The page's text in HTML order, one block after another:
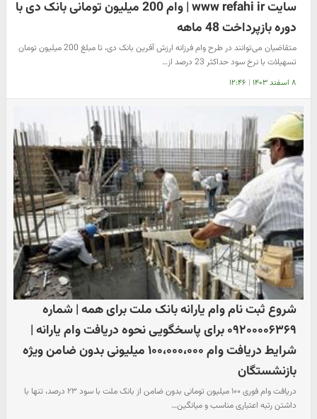
سایت www refahi ir | وام 200 میلیون تومانی بانک دی با
دوره بازپرداخت 48 ماهه
متقاضیان می‌توانند در طرح وام فرزانه ارزش آفرین بانک دی، تا مبلغ 200 میلیون تومان
تسهیلات با نرخ سود حداکثر 23 درصد از…
۸ اسفند ۱۴۰۳ | ۱۲:۴۶
شروع ثبت نام وام یارانه بانک ملت برای همه | شماره
۰۹۲۰۰۰۰۶۳۶۹ برای پاسخگویی نحوه دریافت وام یارانه |
شرایط دریافت وام ۱۰۰،۰۰۰،۰۰۰ میلیونی بدون ضامن ویژه
بازنشستگان
دریافت وام فوری ۱۰۰ میلیون تومانی بدون ضامن از بانک ملت با سود ۲۳ درصد، تنها با
داشتن رتبه اعتباری مناسب و میانگین…